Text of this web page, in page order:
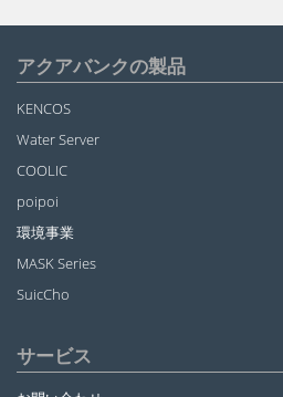
アクアバンクの製品
KENCOS
Water Server
COOLIC
poipoi
環境事業
MASK Series
SuicCho
サービス